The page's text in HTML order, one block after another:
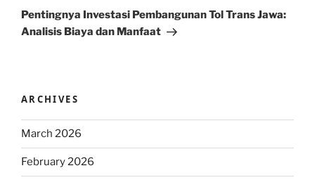
Post
Pentingnya Investasi Pembangunan Tol Trans Jawa:
Analisis Biaya dan Manfaat
ARCHIVES
March 2026
February 2026